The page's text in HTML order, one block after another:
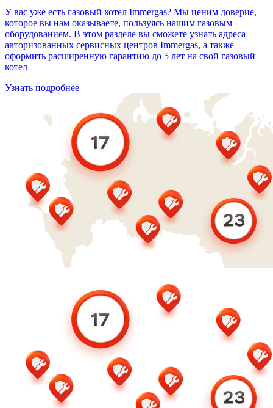
У вас уже есть газовый котел Immergas? Мы ценим доверие,
которое вы нам оказываете, пользуясь нашим газовым
оборудованием. В этом разделе вы сможете узнать адреса
авторизованных сервисных центров Immergas, а также
оформить расширенную гарантию до 5 лет на свой газовый
котел
Узнать подробнее